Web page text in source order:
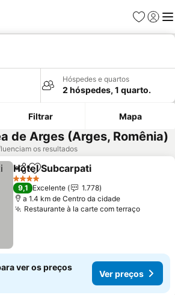
Favoritos
Iniciar
Hóspedes e quartos
2 hóspedes, 1 quarto.
Filtrar Mapa
de Arges (Arges, Romênia)
os resultados
PartilharAdicionar aos favoritos
Hotel Subcarpati
4 Estrelas
9,1 Excelente
1.778
a 1.4 km de Centro da cidade
Restaurante à la carte com terraço
ver os preços
Ver preços